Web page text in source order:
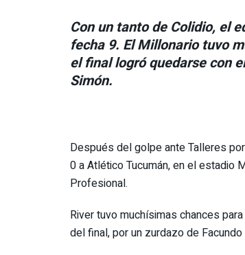
Con un tanto de Colidio, el
fecha 9. El Millonario tuvo
el final logró quedarse con
Simón.
Después del golpe ante Talleres
0 a Atlético Tucumán, en el estadio
Profesional.
River tuvo muchísimas chances
del final, por un zurdazo de